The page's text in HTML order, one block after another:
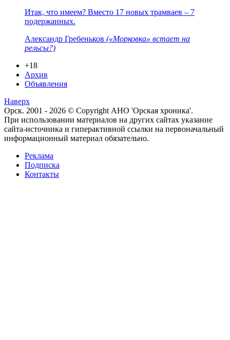
Итак, что имеем? Вместо 17 новых трамваев – 7
подержанных.
Александр Гребеньков («Морковка» встает на
рельсы?)
+18
Архив
Объявления
Наверх
Орск. 2001 - 2026 © Copyright АНО 'Орская хроника'.
При использовании материалов на других сайтах указание
сайта-источника и гиперактивной ссылки на первоначальный
информационный материал обязательно.
Реклама
Подписка
Контакты